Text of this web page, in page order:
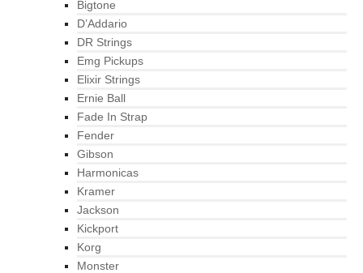
Bigtone
D’Addario
DR Strings
Emg Pickups
Elixir Strings
Ernie Ball
Fade In Strap
Fender
Gibson
Harmonicas
Kramer
Jackson
Kickport
Korg
Monster